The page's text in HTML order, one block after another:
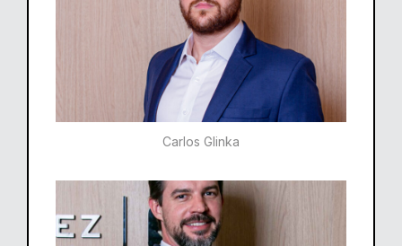
Carlos Glinka